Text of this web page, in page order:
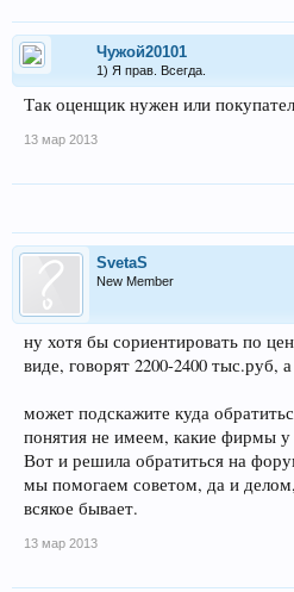
Чужой20101
1) Я прав. Всегда.
Так оценщик нужен или
13 мар 2013
SvetaS
New Member
ну хотя бы сориентировать по
виде, говорят 2200-2400 тыс.руб,
может подскажите куда
понятия не имеем, какие фирмы
Вот и решила обратиться на
мы помогаем советом, да и
всякое бывает.
13 мар 2013